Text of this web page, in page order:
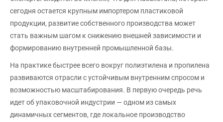
сегодня остается крупным импортером пластиковой
продукции, развитие собственного производства может
стать важным шагом к снижению внешней зависимости и
формированию внутренней промышленной базы.
На практике быстрее всего вокруг полиэтилена и пропилена
развиваются отрасли с устойчивым внутренним спросом и
возможностью масштабирования. В первую очередь речь
идет об упаковочной индустрии — одном из самых
динамичных сегментов, где локальное производство